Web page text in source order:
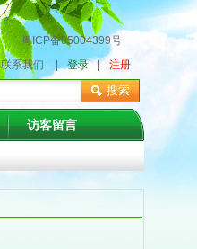
粤ICP备05004399号
联系我们 | 登录 | 注册
搜索
访客留言